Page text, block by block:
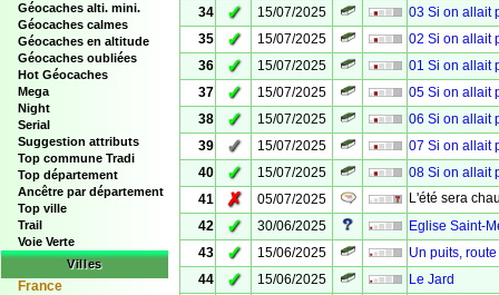
Géocaches alti. mini.
Géocaches calmes
Géocaches en altitude
Géocaches oubliées
Hot Géocaches
Mega
Night
Serial
Suggestion attributs
Top commune Tradi
Top département
Ancêtre par département
Top ville
Trail
Voie Verte
Villes
France
34
✓ 15/07/2025
03 Si on allait
35
✓ 15/07/2025
02 Si on allait
36
✓ 15/07/2025
01 Si on allait
37
✓ 15/07/2025
05 Si on allait
38
✓ 15/07/2025
06 Si on allait
39
✓ 15/07/2025
07 Si on allait
40
✓ 15/07/2025
08 Si on allait
41
✗ 05/07/2025
L'été sera
42
✓ 30/06/2025
Eglise Saint-
43
✓ 15/06/2025
Un puits,
44
✓ 15/06/2025
Le Jard